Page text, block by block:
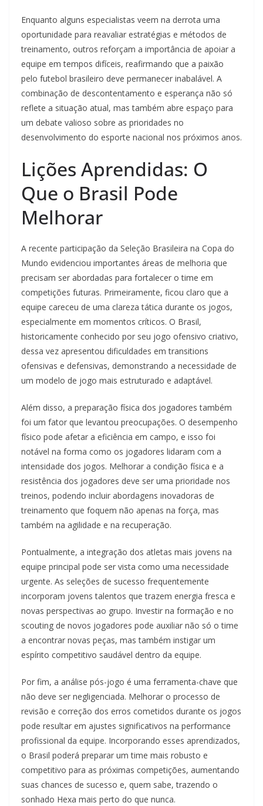
Enquanto alguns especialistas veem na derrota uma
oportunidade para reavaliar estratégias e métodos de
treinamento, outros reforçam a importância de apoiar a
equipe em tempos difíceis, reafirmando que a paixão
pelo futebol brasileiro deve permanecer inabalável. A
combinação de descontentamento e esperança não só
reflete a situação atual, mas também abre espaço para
um debate valioso sobre as prioridades no
desenvolvimento do esporte nacional nos próximos anos.
Lições Aprendidas: O
Que o Brasil Pode
Melhorar
A recente participação da Seleção Brasileira na Copa do
Mundo evidenciou importantes áreas de melhoria que
precisam ser abordadas para fortalecer o time em
competições futuras. Primeiramente, ficou claro que a
equipe careceu de uma clareza tática durante os jogos,
especialmente em momentos críticos. O Brasil,
historicamente conhecido por seu jogo ofensivo criativo,
dessa vez apresentou dificuldades em transitions
ofensivas e defensivas, demonstrando a necessidade de
um modelo de jogo mais estruturado e adaptável.
Além disso, a preparação física dos jogadores também
foi um fator que levantou preocupações. O desempenho
físico pode afetar a eficiência em campo, e isso foi
notável na forma como os jogadores lidaram com a
intensidade dos jogos. Melhorar a condição física e a
resistência dos jogadores deve ser uma prioridade nos
treinos, podendo incluir abordagens inovadoras de
treinamento que foquem não apenas na força, mas
também na agilidade e na recuperação.
Pontualmente, a integração dos atletas mais jovens na
equipe principal pode ser vista como uma necessidade
urgente. As seleções de sucesso frequentemente
incorporam jovens talentos que trazem energia fresca e
novas perspectivas ao grupo. Investir na formação e no
scouting de novos jogadores pode auxiliar não só o time
a encontrar novas peças, mas também instigar um
espírito competitivo saudável dentro da equipe.
Por fim, a análise pós-jogo é uma ferramenta-chave que
não deve ser negligenciada. Melhorar o processo de
revisão e correção dos erros cometidos durante os jogos
pode resultar em ajustes significativos na performance
profissional da equipe. Incorporando esses aprendizados,
o Brasil poderá preparar um time mais robusto e
competitivo para as próximas competições, aumentando
suas chances de sucesso e, quem sabe, trazendo o
sonhado Hexa mais perto do que nunca.